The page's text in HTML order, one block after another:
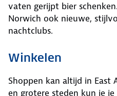
vaten gerijpt bier
Norwich ook nieuwe,
nachtclubs.
Winkelen
Shoppen kan altijd in East
en grotere steden kun je